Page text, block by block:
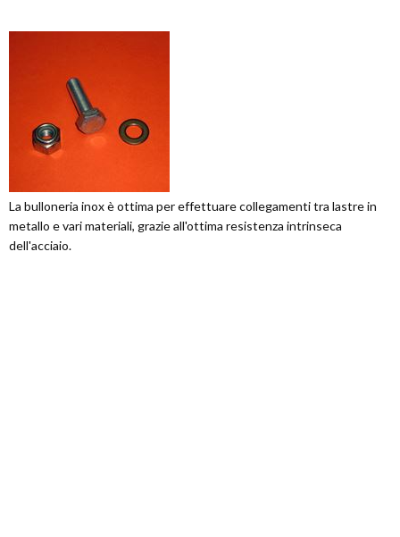
La bulloneria inox è ottima per effettuare collegamenti tra lastre in
metallo e vari materiali, grazie all'ottima resistenza intrinseca
dell'acciaio.